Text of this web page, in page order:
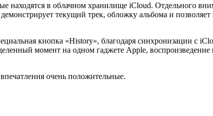
находятся в облачном хранилище iCloud. Отдельного
текущий трек, обложку альбома и позволяет
кнопка «History», благодаря синхронизации с
момент на одном гаджете Apple, воспроизведение
очень положительные.